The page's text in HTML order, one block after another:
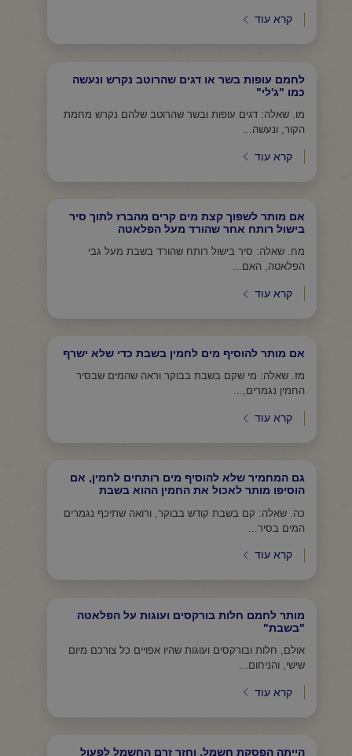
קרא עוד
לחמם עופות בשר או דגים שהרוטב נקרש ונעשה
כמו "ג'לי"
מו. שאלה: דגים עופות ובשר שהרוטב שלהם נקרש מחמת
הקור, ונעשה...
קרא עוד
אם מותר לשפוך קצת מים קרים מהברז לתוך סיר
בישול רותח אחר שהורד מעל הפלאטה
מח. שאלה: סיר בישול רותח שהורד בשבת מעל גבי
הפלאטה, האם...
קרא עוד
אם מותר להוסיף מים לחמין בשבת כדי שלא ישרף
מז. שאלה: מי שקם בשבת בבוקר וראה שהמים שבסיר
החמין נגמרים,...
קרא עוד
גם המחמיר שלא להוסיף מים רותחים לחמין, אם
הוסיפו מותר לאכול את החמין ההוא בשבת
כה. שאלה: קם בשבת קודש בבוקר, ורואה שתיכף נגמרים
המים בסיר...
קרא עוד
מותר לחמם חלות בורקסים ועוגות על הפלאטה
"בשבת"
אולם, חלות ובורקסים ועוגות שהיו אפויים כל צורכם מיום
שישי, והניחום...
קרא עוד
הייתה הפסקת חשמל, וחזר זרם החשמל לפעול